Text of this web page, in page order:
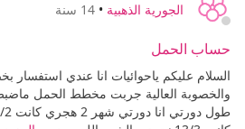
الجورية الذهبية • 14 سنة
حساب الحمل
السلام عليكم ياحوائيات انا عندي
والخصوبة العالية جربت مخطط الحمل